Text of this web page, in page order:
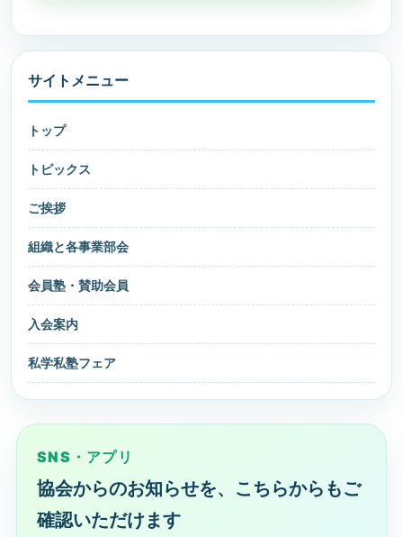
サイトメニュー
トップ
トピックス
ご挨拶
組織と各事業部会
会員塾・賛助会員
入会案内
私学私塾フェア
SNS・アプリ
協会からのお知らせを、こちらからもご
確認いただけます